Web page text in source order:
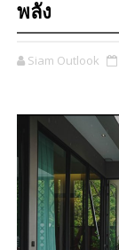
พลัง
Siam Outlook